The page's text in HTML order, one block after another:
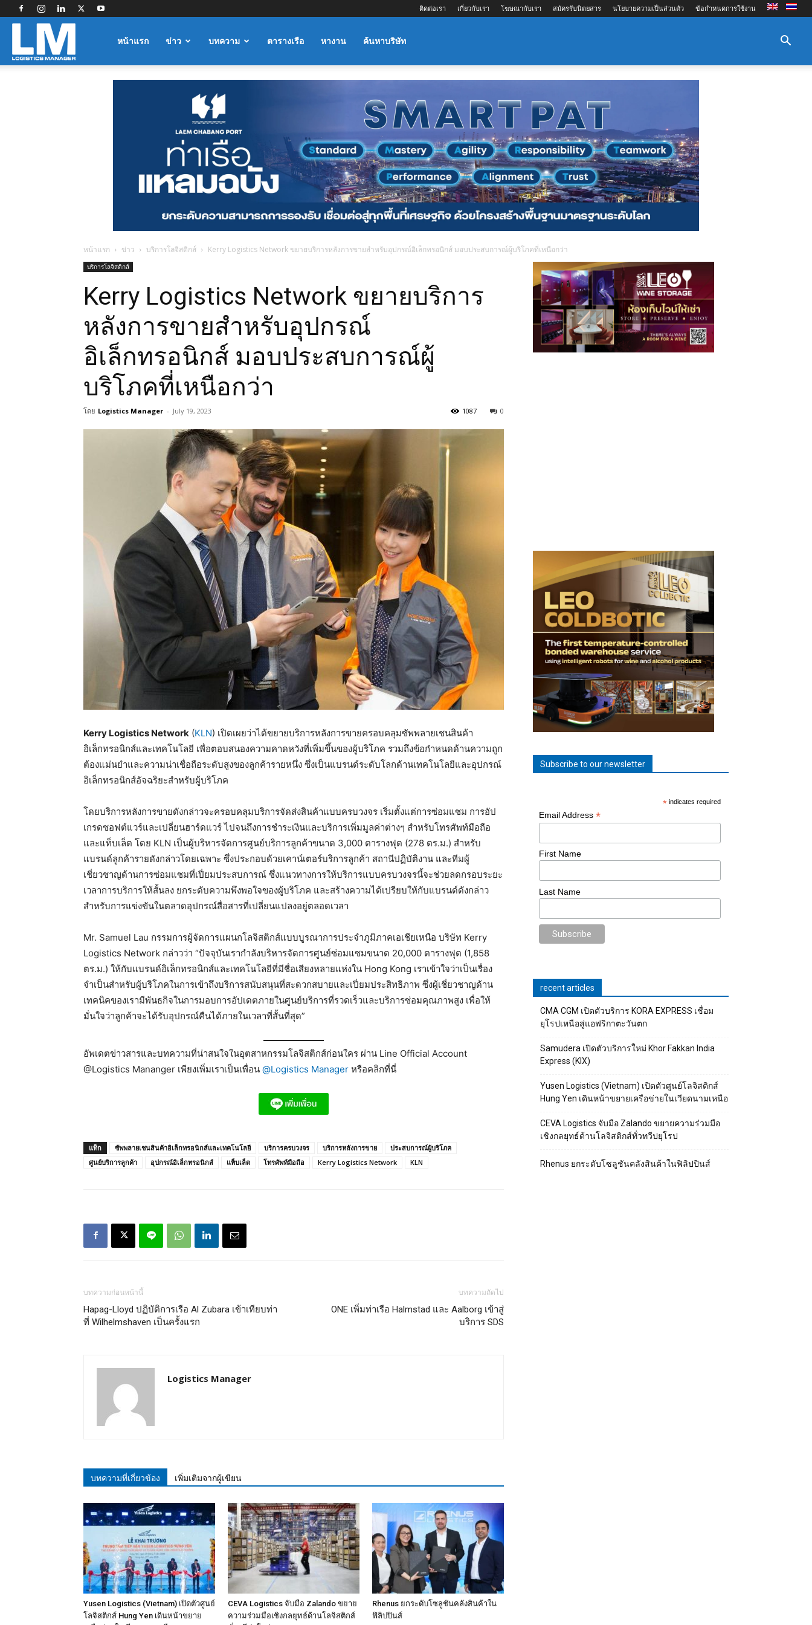
ติดต่อเรา เกี่ยวกับเรา โฆษณากับเรา สมัครรับนิตยสาร นโยบายความเป็นส่วนตัว ข้อกำหนดการใช้งาน
Logisticsหน้าแรก ข่าว บทความ ตารางเรือ หางาน ค้นหาบริษัท
หน้าแรก ข่าว บริการโลจิสติกส์ Kerry Logistics Network ขยายบริการหลังการขายสำหรับอุปกรณ์อิเล็กทรอนิกส์ มอบประสบการณ์ผู้บริโภคที่เหนือกว่า
บริการโลจิสติกส์
Kerry Logistics Network ขยายบริการ
หลังการขายสำหรับอุปกรณ์
อิเล็กทรอนิกส์ มอบประสบการณ์ผู้
บริโภคที่เหนือกว่า
โดย Logistics Manager - July 19, 2023 0
1087
Kerry Logistics Network (KLN) เปิดเผยว่าได้ขยายบริการหลังการขายครอบคลุมซัพพลายเชนสินค้า
อิเล็กทรอนิกส์และเทคโนโลยี เพื่อตอบสนองความคาดหวังที่เพิ่มขึ้นของผู้บริโภค รวมถึงข้อกำหนดด้านความถูก
ต้องแม่นยำและความน่าเชื่อถือระดับสูงของลูกค้ารายหนึ่ง ซึ่งเป็นแบรนด์ระดับโลกด้านเทคโนโลยีและอุปกรณ์
อิเล็กทรอนิกส์อัจฉริยะสำหรับผู้บริโภค
โดยบริการหลังการขายดังกล่าวจะครอบคลุมบริการจัดส่งสินค้าแบบครบวงจร เริ่มตั้งแต่การซ่อมแซม การอัป
เกรดซอฟต์แวร์และเปลี่ยนฮาร์ดแวร์ ไปจนถึงการชำระเงินและบริการเพิ่มมูลค่าต่างๆ สำหรับโทรศัพท์มือถือ
และแท็บเล็ต โดย KLN เป็นผู้บริหารจัดการศูนย์บริการลูกค้าขนาด 3,000 ตารางฟุต (278 ตร.ม.) สำหรับ
แบรนด์ลูกค้ารายดังกล่าวโดยเฉพาะ ซึ่งประกอบด้วยเคาน์เตอร์บริการลูกค้า สถานีปฏิบัติงาน และทีมผู้
เชี่ยวชาญด้านการซ่อมแซมที่เปี่ยมประสบการณ์ ซึ่งแนวทางการให้บริการแบบครบวงจรนี้จะช่วยลดกรอบระยะ
เวลาการบริการให้สั้นลง ยกระดับความพึงพอใจของผู้บริโภค และสร้างความได้เปรียบให้กับแบรนด์ดังกล่าว
สำหรับการแข่งขันในตลาดอุปกรณ์สื่อสารที่เปลี่ยนแปลงอยู่ตลอดเวลา
Mr. Samuel Lau กรรมการผู้จัดการแผนกโลจิสติกส์แบบบูรณาการประจำภูมิภาคเอเชียเหนือ บริษัท Kerry
Logistics Network กล่าวว่า “ปัจจุบันเรากำลังบริหารจัดการศูนย์ซ่อมแซมขนาด 20,000 ตารางฟุต (1,858
ตร.ม.) ให้กับแบรนด์อิเล็กทรอนิกส์และเทคโนโลยีที่มีชื่อเสียงหลายแห่งใน Hong Kong เราเข้าใจว่าเป็นเรื่อง
จำเป็นสำหรับผู้บริโภคในการเข้าถึงบริการสนับสนุนที่สะดวกสบายและเปี่ยมประสิทธิภาพ ซึ่งผู้เชี่ยวชาญด้าน
เทคนิคของเรามีพันธกิจในการมอบการอัปเดตภายในศูนย์บริการที่รวดเร็วและบริการซ่อมคุณภาพสูง เพื่อให้
มั่นใจว่าลูกค้าจะได้รับอุปกรณ์คืนได้ภายในเวลาที่สั้นที่สุด”
อัพเดตข่าวสารและบทความที่น่าสนใจในอุตสาหกรรมโลจิสติกส์ก่อนใคร ผ่าน Line Official Account
@Logistics Mananger เพียงเพิ่มเราเป็นเพื่อน @Logistics Manager หรือคลิกที่นี่
แท็ก ซัพพลายเชนสินค้าอิเล็กทรอนิกส์และเทคโนโลยี บริการครบวงจร บริการหลังการขาย
ประสบการณ์ผู้บริโภค
ศูนย์บริการลูกค้า
อุปกรณ์อิเล็กทรอนิกส์ แท็บเล็ต โทรศัพท์มือถือ Kerry Logistics Network KLN
บทความก่อนหน้านี้
Hapag-Lloyd ปฏิบัติการเรือ Al Zubara เข้าเทียบท่า
ที่ Wilhelmshaven เป็นครั้งแรก
บทความถัดไป
ONE เพิ่มท่าเรือ Halmstad และ Aalborg เข้าสู่
บริการ SDS
Logistics Manager
บทความที่เกี่ยวข้อง เพิ่มเติมจากผู้เขียน
Yusen Logistics (Vietnam) เปิดตัวศูนย์
โลจิสติกส์ Hung Yen เดินหน้าขยาย
CEVA Logistics จับมือ Zalando ขยาย
ความร่วมมือเชิงกลยุทธ์ด้านโลจิสติกส์
Rhenus ยกระดับโซลูชันคลังสินค้าใน
ฟิลิปปินส์
Subscribe to our newsletter
* indicates required
Email Address *
First Name
Last Name
recent articles
CMA CGM เปิดตัวบริการ KORA EXPRESS เชื่อม
ยุโรปเหนือสู่แอฟริกาตะวันตก
Samudera เปิดตัวบริการใหม่ Khor Fakkan India
Express (KIX)
Yusen Logistics (Vietnam) เปิดตัวศูนย์โลจิสติกส์
Hung Yen เดินหน้าขยายเครือข่ายในเวียดนามเหนือ
CEVA Logistics จับมือ Zalando ขยายความร่วมมือ
เชิงกลยุทธ์ด้านโลจิสติกส์ทั่วทวีปยุโรป
Rhenus ยกระดับโซลูชันคลังสินค้าในฟิลิปปินส์